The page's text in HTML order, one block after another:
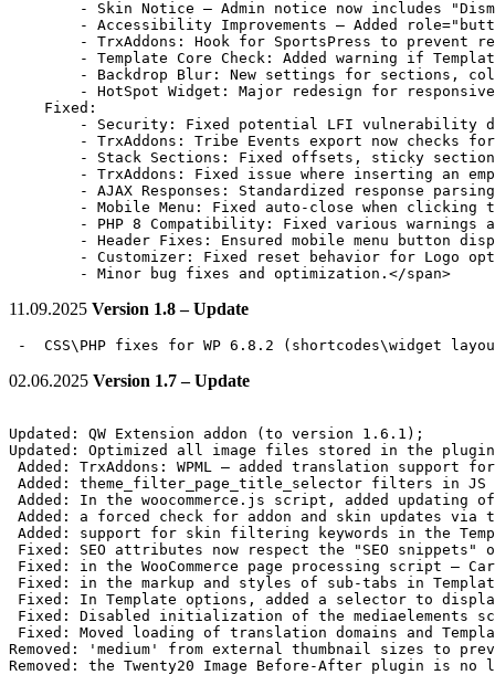
- Skin Notice – Admin notice now includes
- Accessibility Improvements – Added
- TrxAddons: Hook for SportsPress to prevent
- Template Core Check: Added warning if
- Backdrop Blur: New settings for sections,
- HotSpot Widget: Major redesign for
    Fixed:
- Security: Fixed potential LFI vulnerability
- TrxAddons: Tribe Events export now checks
- Stack Sections: Fixed offsets, sticky
- TrxAddons: Fixed issue where inserting an
- AJAX Responses: Standardized response
- Mobile Menu: Fixed auto-close when clicking
- PHP 8 Compatibility: Fixed various warnings
- Header Fixes: Ensured mobile menu button
- Customizer: Fixed reset behavior for Logo
        - Minor bug fixes and optimization.</span>
11.09.2025 Version 1.8 – Update
-  CSS\PHP fixes for WP 6.8.2 (shortcodes\widget
02.06.2025 Version 1.7 – Update
Updated: QW Extension addon (to version 1.6.1);
Updated: Optimized all image files stored in the
Added: TrxAddons: WPML – added translation support
Added: theme_filter_page_title_selector filters in JS
Added: In the woocommerce.js script, added
Added: a forced check for addon and skin updates via
Added: support for skin filtering keywords in the
Fixed: SEO attributes now respect the "SEO
Fixed: in the WooCommerce page processing script
Fixed: in the markup and styles of sub-tabs in
Fixed: In Template options, added a selector to
Fixed: Disabled initialization of the mediaelements
Fixed: Moved loading of translation domains and
Removed: 'medium' from external thumbnail sizes to
Removed: the Twenty20 Image Before-After plugin is